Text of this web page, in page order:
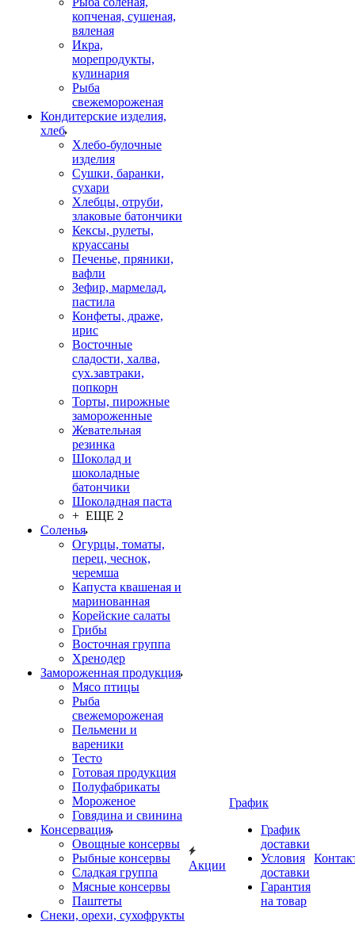
копченая, сушеная,
вяленая
Икра,
морепродукты,
кулинария
Рыба
свежемороженая
Кондитерские изделия,
хлеб
Хлебо-булочные
изделия
Сушки, баранки,
сухари
Хлебцы, отруби,
злаковые батончики
Кексы, рулеты,
круассаны
Печенье, пряники,
вафли
Зефир, мармелад,
пастила
Конфеты, драже,
ирис
Восточные
сладости, халва,
сух.завтраки,
попкорн
Торты, пирожные
замороженные
Жевательная
резинка
Шоколад и
шоколадные
батончики
Шоколадная паста
+ ЕЩЕ 2
Соленья
Огурцы, томаты,
перец, чеснок,
черемша
Капуста квашеная и
маринованная
Корейские салаты
Грибы
Восточная группа
Хренодер
Замороженная продукция
Мясо птицы
Рыба
свежемороженая
Пельмени и
вареники
Тесто
Готовая продукция
Полуфабрикаты
Мороженое
Говядина и свинина
Консервация
Овощные консервы
Рыбные консервы
Сладкая группа
Мясные консервы
Паштеты
Снеки, орехи, сухофрукты
Акции
График
График
доставки
Условия
доставки
Гарантия
на товар